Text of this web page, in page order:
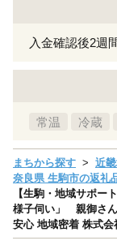
入金確認後2週
常温 冷蔵
まちから探す 近
奈良県 生駒市の返礼
【生駒・地域サポ
様子伺い」 親御さん
安心 地域密着 株式